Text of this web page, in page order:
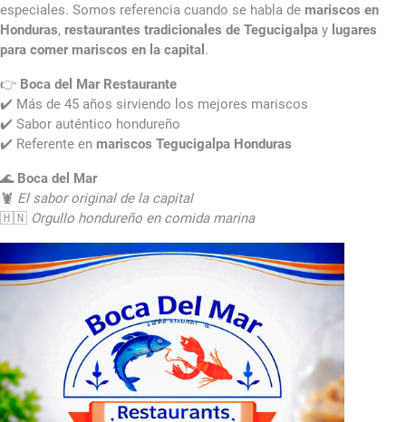
especiales. Somos referencia cuando se habla de mariscos en
Honduras, restaurantes tradicionales de Tegucigalpa y lugares
para comer mariscos en la capital .
👉 Boca del Mar Restaurante
✔️ Más de 45 años sirviendo los mejores mariscos
✔️ Sabor auténtico hondureño
✔️ Referente en mariscos Tegucigalpa Honduras
🌊 Boca del Mar
🦞 El sabor original de la capital
🇭🇳 Orgullo hondureño en comida marina